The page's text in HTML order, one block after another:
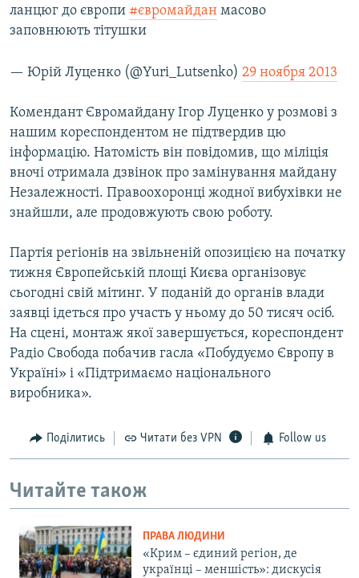
ланцюг до європи #євромайдан масово
заповнюють тітушки
— Юрій Луценко (@Yuri_Lutsenko) 29 ноября 2013
Комендант Євромайдану Ігор Луценко у розмові з
нашим кореспондентом не підтвердив цю
інформацію. Натомість він повідомив, що міліція
вночі отримала дзвінок про замінування майдану
Незалежності. Правоохоронці жодної вибухівки не
знайшли, але продовжують свою роботу.
Партія регіонів на звільненій опозицією на початку
тижня Європейській площі Києва організовує
сьогодні свій мітинг. У поданій до органів влади
заявці ідеться про участь у ньому до 50 тисяч осіб.
На сцені, монтаж якої завершується, кореспондент
Радіо Свобода побачив гасла «Побудуємо Європу в
Україні» і «Підтримаємо національного
виробника».
Поділитись Читати без VPN Follow us
Читайте також
ПРАВА ЛЮДИНИ
«Крим – єдиний регіон, де
українці – меншість»: дискусія